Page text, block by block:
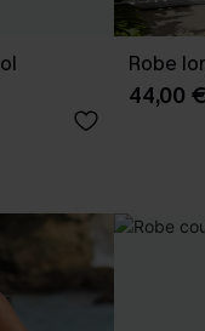
Robe
44,00 €